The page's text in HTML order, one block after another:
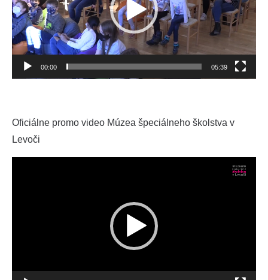
00:00 05:39
Oficiálne promo video Múzea špeciálneho školstva v
Levoči